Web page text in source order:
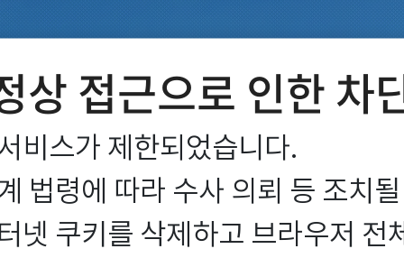
상 접근으로 인한 차
비스가 제한되었습니다.
법령에 따라 수사 의뢰 등 조치
넷 쿠키를 삭제하고 브라우저 전